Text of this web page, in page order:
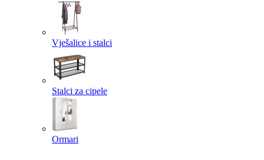
Vješalice i stalci
Stalci za cipele
Ormari